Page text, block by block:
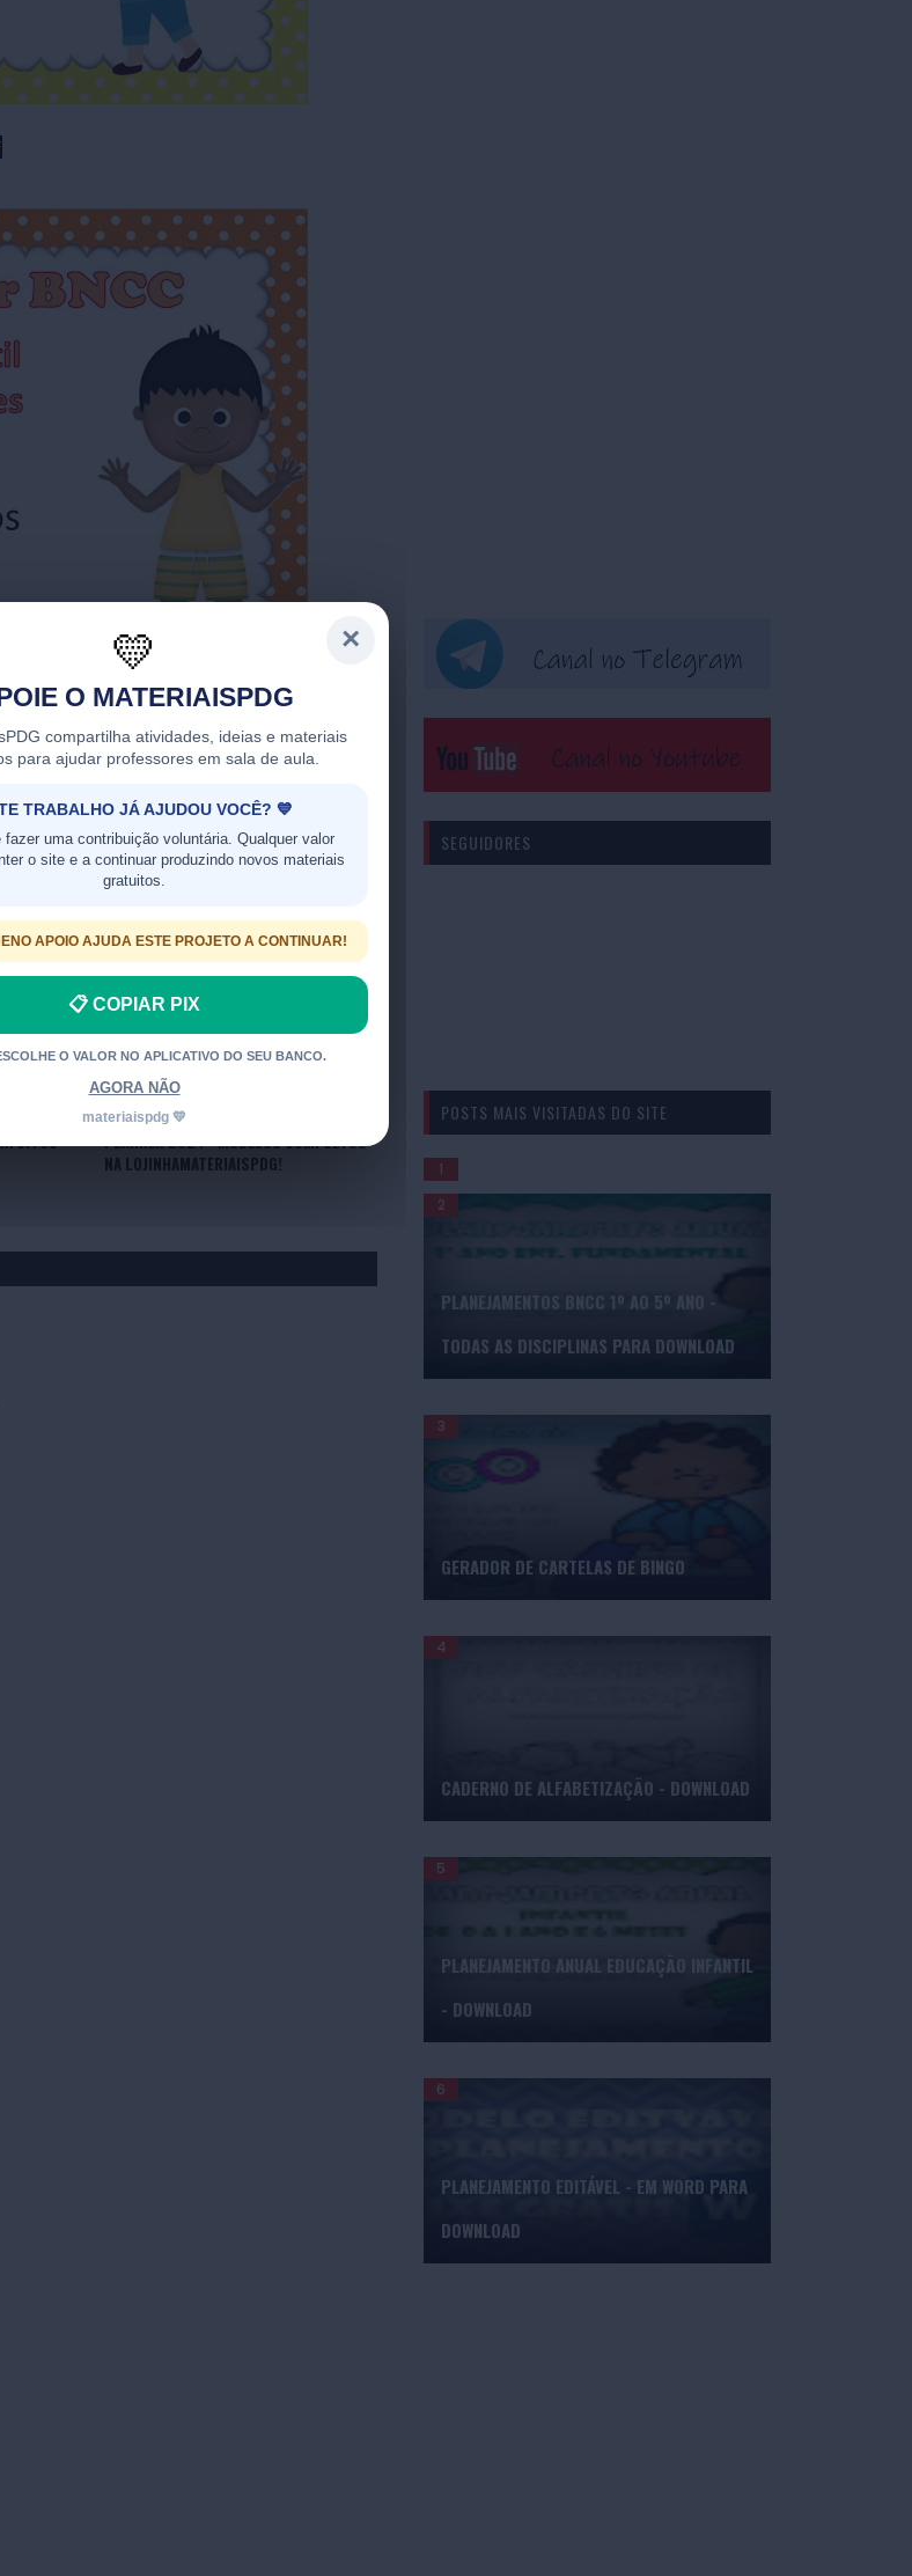
PLANNER 2024 - MODELOS COMPLETOS
NA LOJINHAMATERIAISPDG!
SEGUIDORES
POSTS MAIS VISITADAS DO SITE
GERADOR DE BINGO DE PALAVRAS
PLANEJAMENTOS BNCC 1º AO 5º ANO -
TODAS AS DISCIPLINAS PARA DOWNLOAD
GERADOR DE CARTELAS DE BINGO
CADERNO DE ALFABETIZAÇÃO - DOWNLOAD
PLANEJAMENTO ANUAL EDUCAÇÃO INFANTIL
- DOWNLOAD
PLANEJAMENTO EDITÁVEL - EM WORD PARA
DOWNLOAD